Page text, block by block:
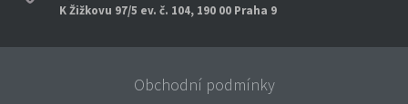
K Žižkovu 97/5 ev. č. 104, 190 00 Praha 9
Obchodní podmínky